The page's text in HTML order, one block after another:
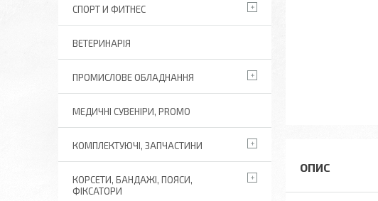
СПОРТ И ФИТНЕС
ВЕТЕРИНАРІЯ
ПРОМИСЛОВЕ ОБЛАДНАННЯ
МЕДИЧНІ СУВЕНІРИ, PROMO
КОМПЛЕКТУЮЧІ, ЗАПЧАСТИНИ
КОРСЕТИ, БАНДАЖІ, ПОЯСИ,
ФІКСАТОРИ